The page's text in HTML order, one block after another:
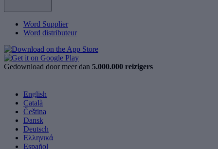
Word Supplier
Word distributeur
Gedownload door meer dan 5.000.000 reizigers
English
Català
Čeština
Dansk
Deutsch
Ελληνικά
Español